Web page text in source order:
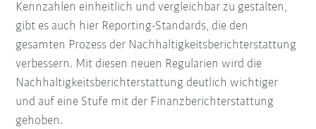
Kennzahlen einheitlich und vergleichbar zu gestalten,
gibt es auch hier Reporting-Standards, die den
gesamten Prozess der Nachhaltigkeitsberichterstattung
verbessern. Mit diesen neuen Regularien wird die
Nachhaltigkeitsberichterstattung deutlich wichtiger
und auf eine Stufe mit der Finanzberichterstattung
gehoben.